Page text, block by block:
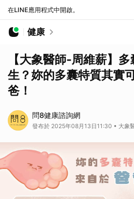
在LINE應用程式中開啟。
健康
【大象醫師-周維薪】
生？妳的多囊特質其實
爸！
問8健康諮詢網
發布於 2025年08月13日11:30 • 大象